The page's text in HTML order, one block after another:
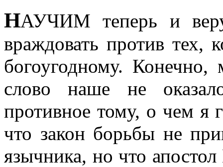
НАУЧИМ теперь и
враждовать против тех,
богоугодному.
слово наше не
противное тому, о чем я
что закон борьбы не
язычника, но что